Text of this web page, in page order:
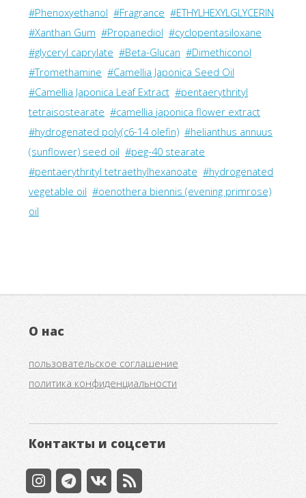
#Phenoxyethanol #Fragrance #ETHYLHEXYLGLYCERIN
#Xanthan Gum #Propanediol #cyclopentasiloxane
#glyceryl caprylate #Beta-Glucan #Dimethiconol
#Tromethamine #Camellia Japonica Seed Oil
#Camellia Japonica Leaf Extract #pentaerythrityl
tetraisostearate #camellia japonica flower extract
#hydrogenated poly(c6-14 olefin) #helianthus annuus
(sunflower) seed oil #peg-40 stearate
#pentaerythrityl tetraethylhexanoate #hydrogenated
vegetable oil #oenothera biennis (evening primrose)
oil
О нас
пользовательское соглашение
политика конфиденциальности
Контакты и соцсети